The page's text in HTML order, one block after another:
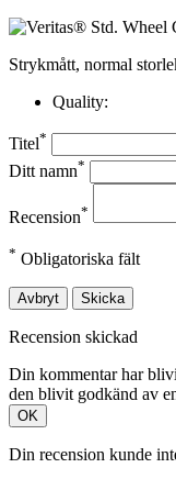
Strykmått, normal
Quality:
Titel*
Ditt namn*
Recension*
* Obligatoriska fält
Avbryt Skicka
Recension skickad
Din kommentar har
den blivit godkänd av
OK
Din recension kunde